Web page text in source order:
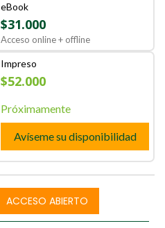
eBook
$31.000
Acceso online + offline
Impreso
$52.000
Próximamente
Avíseme su disponibilidad
ACCESO ABIERTO